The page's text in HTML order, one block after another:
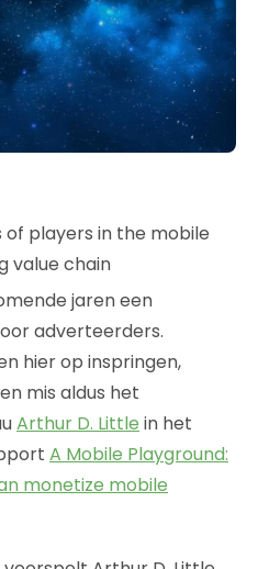
jaren een
adverteerders.
hier op inspringen,
mis aldus het
Arthur D. Little in het
A Mobile Playground:
monetize mobile